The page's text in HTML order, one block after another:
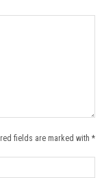
fields are marked with *